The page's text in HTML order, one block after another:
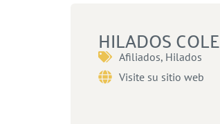
HILADOS COLE
Afiliados, Hilados
Visite su sitio web